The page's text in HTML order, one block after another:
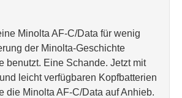
Minolta AF-C/Data für wenig
der Minolta-Geschichte
benutzt. Eine Schande. Jetzt mit
leicht verfügbaren Kopfbatterien
die Minolta AF-C/Data auf Anhieb.